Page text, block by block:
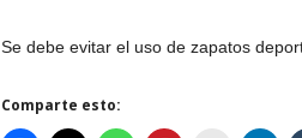
Se debe evitar el uso de zapatos
Comparte esto: